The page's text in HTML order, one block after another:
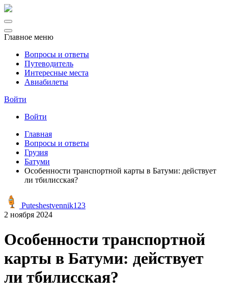
Главное меню
Вопросы и ответы
Путеводитель
Интересные места
Авиабилеты
Войти
Войти
Главная
Вопросы и ответы
Грузия
Батуми
Особенности транспортной карты в Батуми: действует
ли тбилисская?
Puteshestvennik123
2 ноября 2024
Особенности транспортной
карты в Батуми: действует
ли тбилисская?